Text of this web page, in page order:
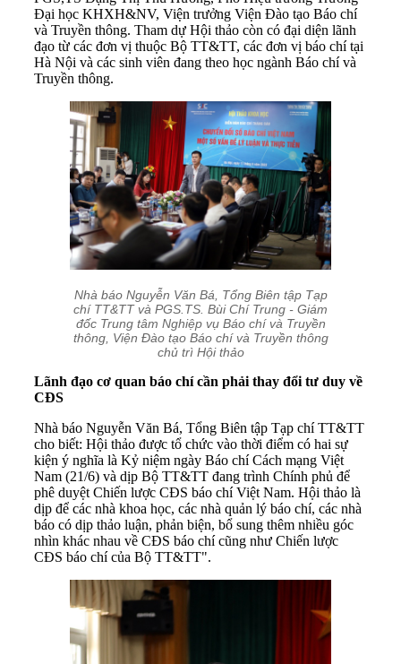
Đại học KHXH&NV, Viện trưởng Viện Đào tạo Báo chí
và Truyền thông. Tham dự Hội thảo còn có đại diện lãnh
đạo từ các đơn vị thuộc Bộ TT&TT, các đơn vị báo chí tại
Hà Nội và các sinh viên đang theo học ngành Báo chí và
Truyền thông.
Nhà báo Nguyễn Văn Bá, Tổng Biên tập Tạp
chí TT&TT và PGS.TS. Bùi Chí Trung - Giám
đốc Trung tâm Nghiệp vụ Báo chí và Truyền
thông, Viện Đào tạo Báo chí và Truyền thông
chủ trì Hội thảo
Lãnh đạo cơ quan báo chí cần phải thay đổi tư duy về
CĐS
Nhà báo Nguyễn Văn Bá, Tổng Biên tập Tạp chí TT&TT
cho biết: Hội thảo được tổ chức vào thời điểm có hai sự
kiện ý nghĩa là Kỷ niệm ngày Báo chí Cách mạng Việt
Nam (21/6) và dịp Bộ TT&TT đang trình Chính phủ để
phê duyệt Chiến lược CĐS báo chí Việt Nam. Hội thảo là
dịp để các nhà khoa học, các nhà quản lý báo chí, các nhà
báo có dịp thảo luận, phản biện, bổ sung thêm nhiều góc
nhìn khác nhau về CĐS báo chí cũng như Chiến lược
CĐS báo chí của Bộ TT&TT".